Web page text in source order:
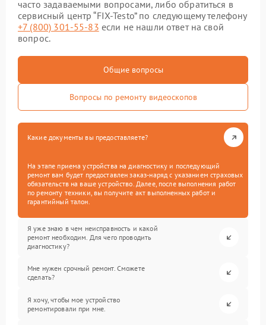
часто задаваемыми вопросами, либо обратиться в
сервисный центр “FIX-Testo” по следующему телефону
+7 (800) 301-55-83 если не нашли ответ на свой
вопрос.
Общие вопросы
Вопросы по ремонту видеоскопов
Какие документы вы предоставляете?
На этапе приема устройства на диагностику и последующий
ремонт вам будет предоставлен заказ-наряд с указанием страховых
обязательств на ваше устройство. Далее, после выполнения работ
по ремонту техники, вы получите акт выполненных работ и
гарантийный талон.
Я уже знаю в чем неисправность и какой
ремонт необходим. Для чего проводить
диагностику?
Мне нужен срочный ремонт. Сможете
сделать?
Я хочу, чтобы мое устройство
ремонтировали при мне.